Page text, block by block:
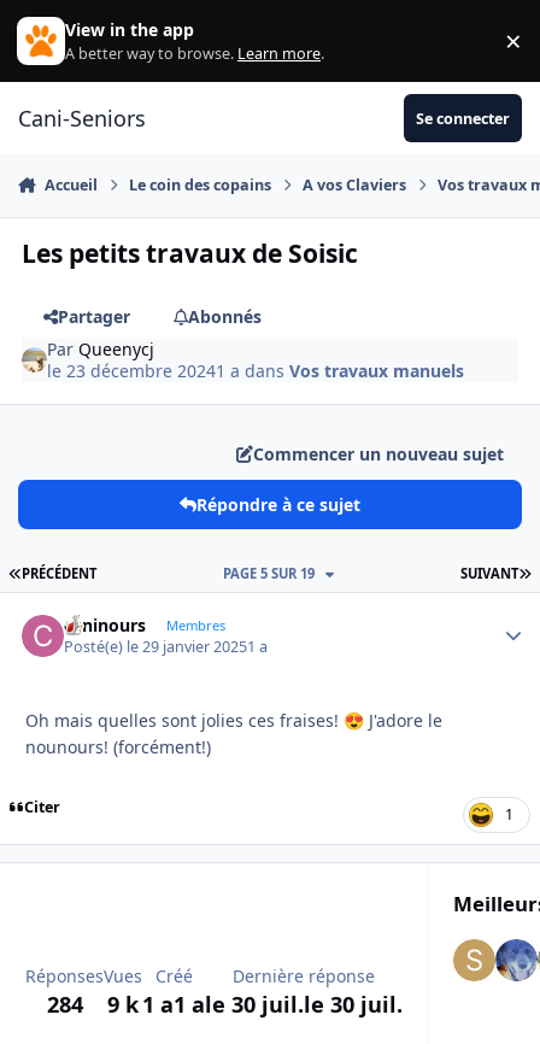
Aller au contenu
View in the app
A better way to browse. Learn more. ×
Cani-Seniors Se connecter
Accueil Le coin des copains A vos Claviers Vos travaux
Les petits travaux de Soisic
Partager
Abonnés
ParQueenycj
le 23 décembre 20241 a dansVos travaux manuels
Commencer un nouveau sujet
Répondre à ce sujet
PREMIÈRE PAGE
PRÉCÉDENT SUIVANT
PAGE 5 SUR 19
caninours Membres
Posté(e) le 29 janvier 20251 a
Oh mais quelles sont jolies ces fraises! 😍 J'adore le
nounours! (forcément!)
Citer 1
Réponses
284
Vues
9 k
Créé
1 a1 a
Dernière réponse
le 30 juil.le 30 juil.